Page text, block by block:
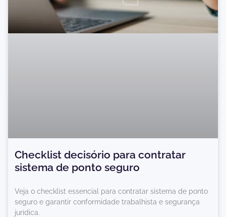
Checklist decisório para contratar
sistema de ponto seguro
Veja o checklist essencial para contratar sistema de ponto
seguro e garantir conformidade trabalhista e segurança
jurídica.